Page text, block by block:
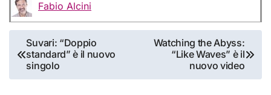
Fabio Alcini
Navigazione
articoli
Suvari: “Doppio
standard” è il nuovo
singolo
Watching the Abyss:
“Like Waves” è il
nuovo video